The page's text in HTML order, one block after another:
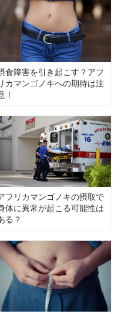
食障害を引き起こす？アフ
カマンゴノキへの期待は注
！
フリカマンゴノキの摂取で
体に異常が起こる可能性は
る？